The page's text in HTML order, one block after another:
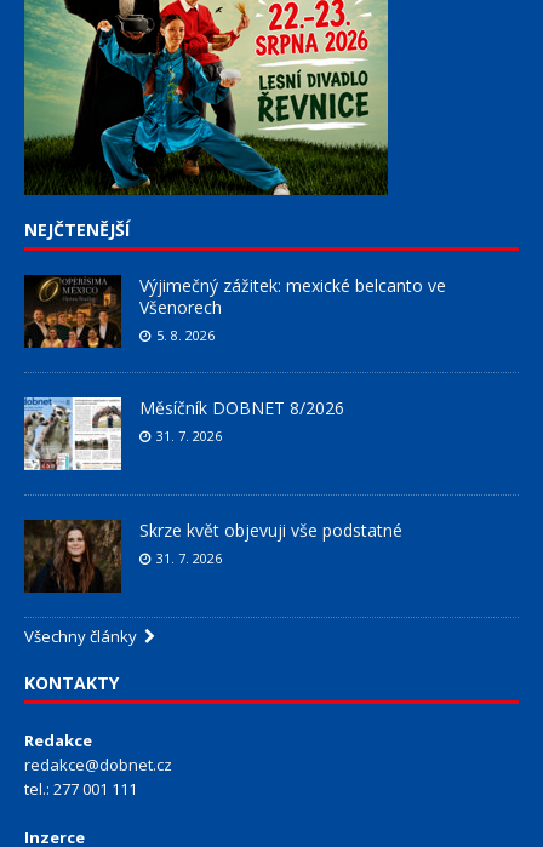
NEJČTENĚJŠÍ
Výjimečný zážitek: mexické belcanto ve
Všenorech
5. 8. 2026
Měsíčník DOBNET 8/2026
31. 7. 2026
Skrze květ objevuji vše podstatné
31. 7. 2026
Všechny články
KONTAKTY
Redakce
redakce@dobnet.cz
tel.: 277 001 111
Inzerce